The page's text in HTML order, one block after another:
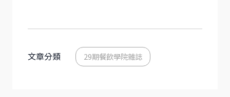
文章分類 29期餐飲學院雜誌